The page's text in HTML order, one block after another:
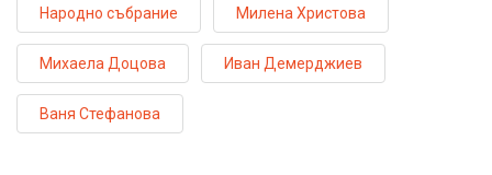
Народно събрание Милена Христова
Михаела Доцова Иван Демерджиев
Ваня Стефанова